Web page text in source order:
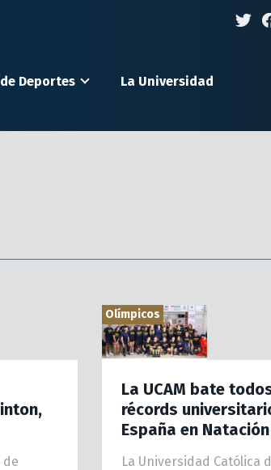
Deportes La Universidad
de
Olímpicos
La UCAM bate
récords
España en Natación
La Universidad Católica